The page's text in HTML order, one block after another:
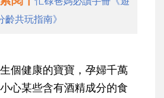
共玩指南》
健康的寶寶，孕婦千萬
心某些含有酒精成分的食